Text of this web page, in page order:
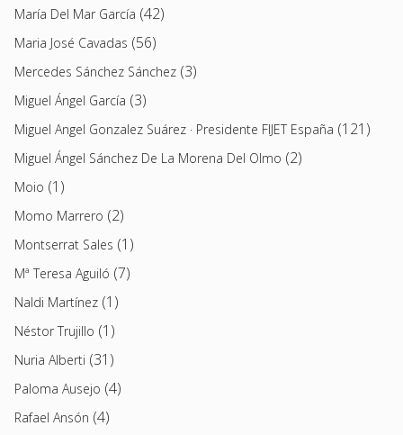
María Del Mar García (42)
Maria José Cavadas (56)
Mercedes Sánchez Sánchez (3)
Miguel Ángel García (3)
Miguel Angel Gonzalez Suárez · Presidente FIJET España (121)
Miguel Ángel Sánchez De La Morena Del Olmo (2)
Moio (1)
Momo Marrero (2)
Montserrat Sales (1)
Mª Teresa Aguiló (7)
Naldi Martínez (1)
Néstor Trujillo (1)
Nuria Alberti (31)
Paloma Ausejo (4)
Rafael Ansón (4)